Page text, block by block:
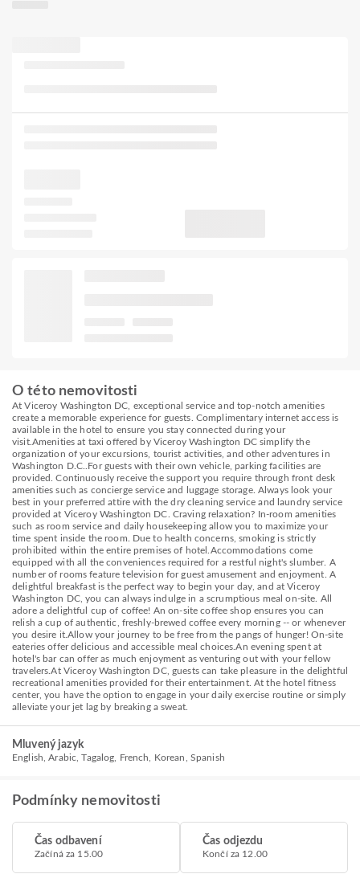
O této nemovitosti
At Viceroy Washington DC, exceptional service and top-notch amenities
create a memorable experience for guests. Complimentary internet access is
available in the hotel to ensure you stay connected during your
visit.Amenities at taxi offered by Viceroy Washington DC simplify the
organization of your excursions, tourist activities, and other adventures in
Washington D.C..For guests with their own vehicle, parking facilities are
provided. Continuously receive the support you require through front desk
amenities such as concierge service and luggage storage. Always look your
best in your preferred attire with the dry cleaning service and laundry service
provided at Viceroy Washington DC. Craving relaxation? In-room amenities
such as room service and daily housekeeping allow you to maximize your
time spent inside the room. Due to health concerns, smoking is strictly
prohibited within the entire premises of hotel.Accommodations come
equipped with all the conveniences required for a restful night's slumber. A
number of rooms feature television for guest amusement and enjoyment. A
delightful breakfast is the perfect way to begin your day, and at Viceroy
Washington DC, you can always indulge in a scrumptious meal on-site. All
adore a delightful cup of coffee! An on-site coffee shop ensures you can
relish a cup of authentic, freshly-brewed coffee every morning -- or whenever
you desire it.Allow your journey to be free from the pangs of hunger! On-site
eateries offer delicious and accessible meal choices.An evening spent at
hotel's bar can offer as much enjoyment as venturing out with your fellow
travelers.At Viceroy Washington DC, guests can take pleasure in the delightful
recreational amenities provided for their entertainment. At the hotel fitness
center, you have the option to engage in your daily exercise routine or simply
alleviate your jet lag by breaking a sweat.
Mluvený jazyk
English, Arabic, Tagalog, French, Korean, Spanish
Podmínky nemovitosti
Čas odbavení
Začíná za 15.00
Čas odjezdu
Končí za 12.00